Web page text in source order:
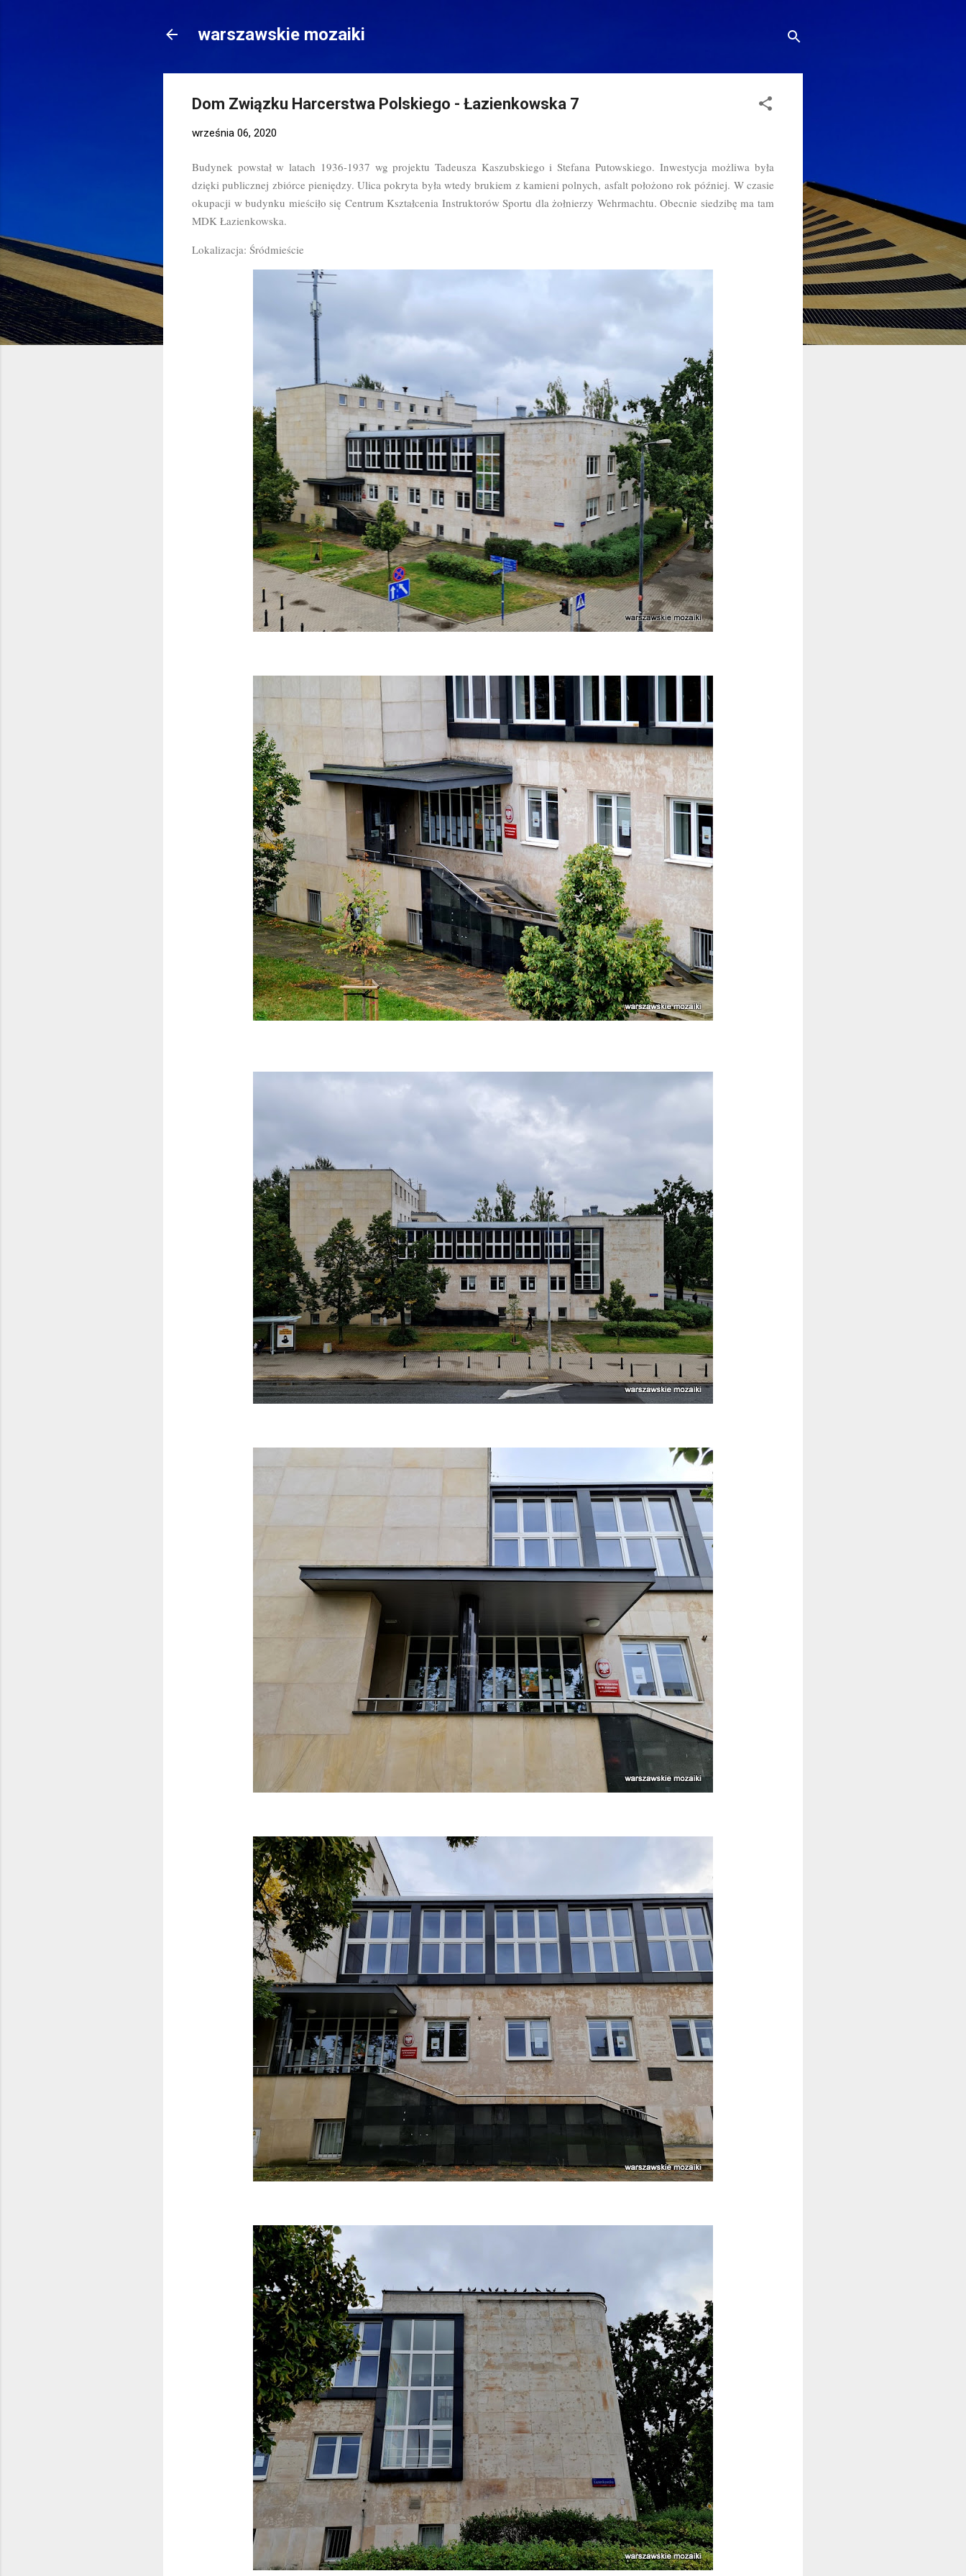
warszawskie mozaiki
Dom Związku Harcerstwa Polskiego - Łazienkowska 7
września 06, 2020
Budynek powstał w latach 1936-1937 wg projektu Tadeusza Kaszubskiego i Stefana Putowskiego. Inwestycja możliwa była
dzięki publicznej zbiórce pieniędzy. Ulica pokryta była wtedy brukiem z kamieni polnych, asfalt położono rok później. W czasie
okupacji w budynku mieściło się Centrum Kształcenia Instruktorów Sportu dla żołnierzy Wehrmachtu. Obecnie siedzibę ma tam
MDK Łazienkowska.
Lokalizacja: Śródmieście